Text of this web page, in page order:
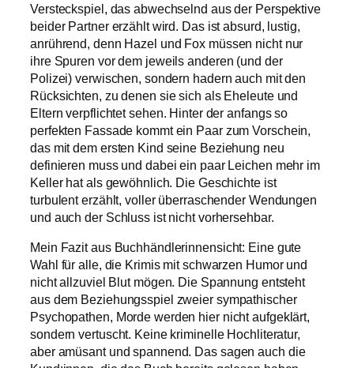
Versteckspiel, das abwechselnd aus der Perspektive
beider Partner erzählt wird. Das ist absurd, lustig,
anrührend, denn Hazel und Fox müssen nicht nur
ihre Spuren vor dem jeweils anderen (und der
Polizei) verwischen, sondern hadern auch mit den
Rücksichten, zu denen sie sich als Eheleute und
Eltern verpflichtet sehen. Hinter der anfangs so
perfekten Fassade kommt ein Paar zum Vorschein,
das mit dem ersten Kind seine Beziehung neu
definieren muss und dabei ein paar Leichen mehr im
Keller hat als gewöhnlich. Die Geschichte ist
turbulent erzählt, voller überraschender Wendungen
und auch der Schluss ist nicht vorhersehbar.
Mein Fazit aus Buchhändlerinnensicht: Eine gute
Wahl für alle, die Krimis mit schwarzen Humor und
nicht allzuviel Blut mögen. Die Spannung entsteht
aus dem Beziehungsspiel zweier sympathischer
Psychopathen, Morde werden hier nicht aufgeklärt,
sondern vertuscht. Keine kriminelle Hochliteratur,
aber amüsant und spannend. Das sagen auch die